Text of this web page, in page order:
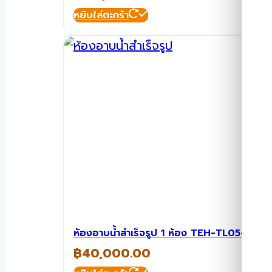
หยิบใส่ตะกร้า
ห้องอาบน้ำสำเร็จรูป 1 ห้อง TEH-TL05-1-
฿40,000.00